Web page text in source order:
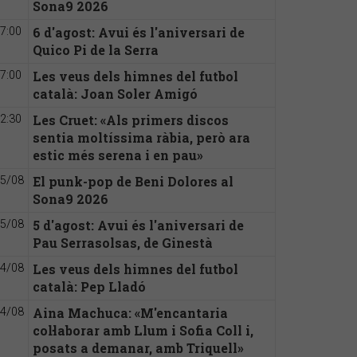
Sona9 2026
6 d'agost: Avui és l'aniversari de
Quico Pi de la Serra
Les veus dels himnes del futbol
català: Joan Soler Amigó
Les Cruet: «Als primers discos
sentia moltíssima ràbia, però ara
estic més serena i en pau»
08
El punk-pop de Beni Dolores al
Sona9 2026
08
5 d'agost: Avui és l'aniversari de
Pau Serrasolsas, de Ginestà
08
Les veus dels himnes del futbol
català: Pep Lladó
08
Aina Machuca: «M'encantaria
col·laborar amb Llum i Sofia Coll i,
posats a demanar, amb Triquell»